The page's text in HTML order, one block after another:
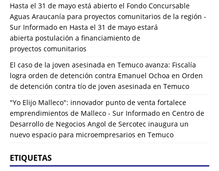
Hasta el 31 de mayo está abierto el Fondo Concursable
Aguas Araucanía para proyectos comunitarios de la región -
Sur Informado en Hasta el 31 de mayo estará
abierta postulación a financiamiento de
proyectos comunitarios
El caso de la joven asesinada en Temuco avanza: Fiscalía
logra orden de detención contra Emanuel Ochoa en Orden
de detención contra tío de joven asesinada en Temuco
"Yo Elijo Malleco": innovador punto de venta fortalece
emprendimientos de Malleco - Sur Informado en Centro de
Desarrollo de Negocios Angol de Sercotec inaugura un
nuevo espacio para microempresarios en Temuco
ETIQUETAS